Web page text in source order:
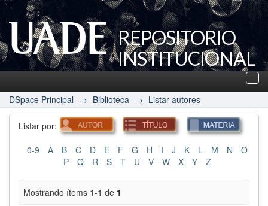
REPOSITORIO
INSTITUCIONAL
UADE
DSpace Principal → Biblioteca → Listar autores
Listar por:
0-9 A B C D E F G H I J K L M N
O
P
Q R S T U V W X Y Z
Mostrando ítems 1-1 de 1